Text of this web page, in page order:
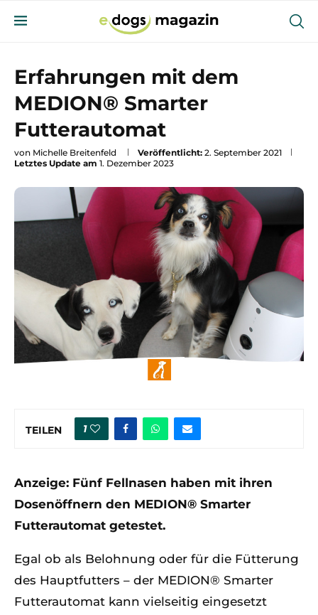
Erfahrungen mit dem
MEDION® Smarter
Futterautomat
von Michelle Breitenfeld Veröffentlicht: 2. September 2021
Letztes Update am 1. Dezember 2023
TEILEN 1
Anzeige: Fünf Fellnasen haben mit ihren
Dosenöffnern den MEDION® Smarter
Futterautomat getestet.
Egal ob als Belohnung oder für die Fütterung
des Hauptfutters – der MEDION® Smarter
Futterautomat kann vielseitig eingesetzt